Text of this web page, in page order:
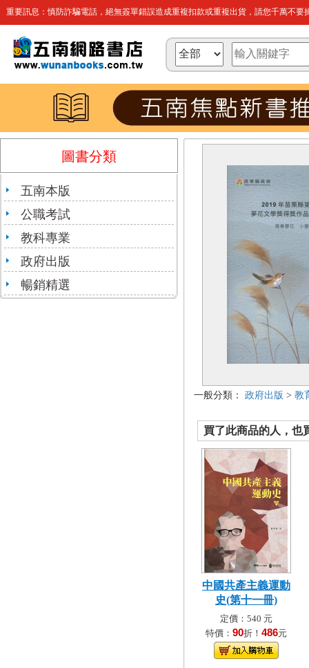
重要訊息：慎防詐騙電話，絕無簽單錯誤造成重複扣款或重複出貨，請您千萬不要
圖書分類
五南本版
公職考試
教科專業
政府出版
暢銷精選
一般分類： 政府出版 > 教
買了此商品的人，也
中國共產主義運動
史(第十一冊)
定價：540 元
特價： 90折！ 486元